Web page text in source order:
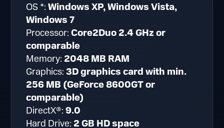
OS *:Windows XP, Windows Vista,
Windows 7
Processor:Core2Duo 2.4 GHz or
comparable
Memory: 2048 MB RAM
Graphics:3D graphics card with min.
256 MB (GeForce 8600GT or
comparable)
DirectX®:9.0
Hard Drive: 2 GB HD space